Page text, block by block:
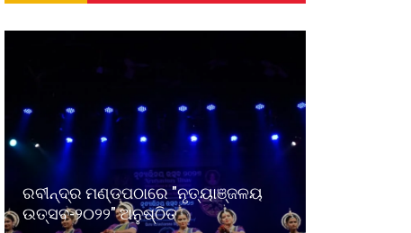
ରବୀନ୍ଦ୍ର ମଣ୍ଡପଠାରେ "ନୃତ୍ୟାଞ୍ଜଳୟ
ଉତ୍ସବ-୨୦୨୨" ଅନୁଷ୍ଠିତ